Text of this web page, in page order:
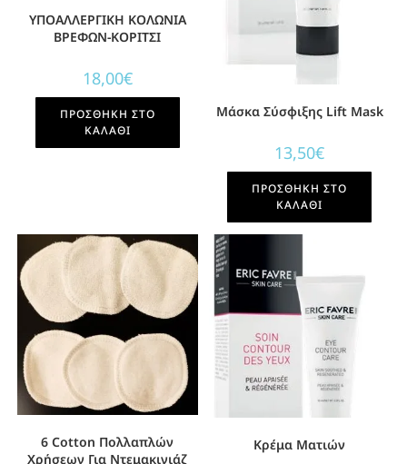
ΥΠΟΑΛΛΕΡΓΙΚΗ ΚΟΛΩΝΙΑ
ΒΡΕΦΩΝ-ΚΟΡΙΤΣΙ
18,00€
ΠΡΟΣΘΉΚΗ ΣΤΟ
ΚΑΛΆΘΙ
Μάσκα Σύσφιξης Lift Mask
13,50€
ΠΡΟΣΘΉΚΗ ΣΤΟ
ΚΑΛΆΘΙ
6 Cotton Πολλαπλών
Χρήσεων Για Ντεμακιγιάζ
Κρέμα Ματιών